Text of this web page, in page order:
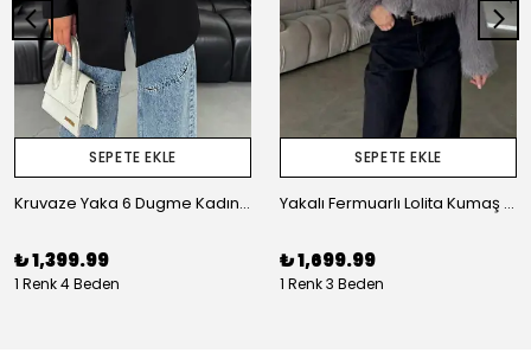
SEPETE EKLE
Kruvaze Yaka 6 Dugme Kadın Ceket
₺ 1,399.99
1 Renk 4 Beden
SEPETE EKLE
Yakalı Fermuarlı Lolita Kumaş Kadın Kürk Ceket
₺ 1,699.99
1 Renk 3 Beden